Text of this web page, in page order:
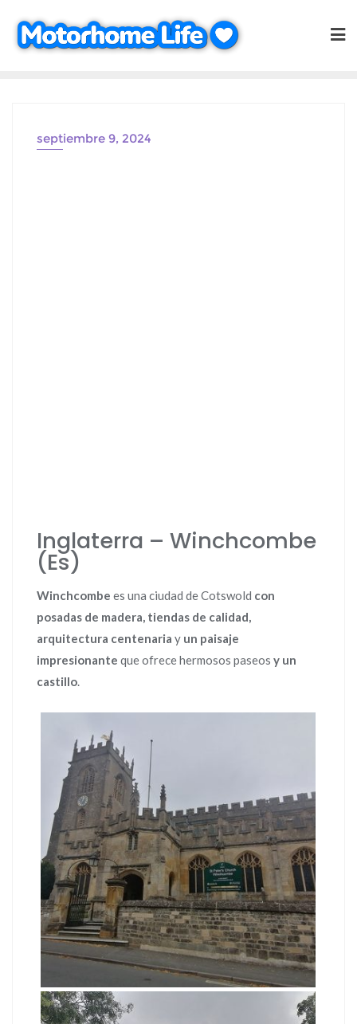
contenido
septiembre 9, 2024
Inglaterra – Winchcombe
(Es)
Winchcombe es una ciudad de Cotswold con
posadas de madera, tiendas de calidad,
arquitectura centenaria y un paisaje
impresionante que ofrece hermosos paseos y un
castillo.